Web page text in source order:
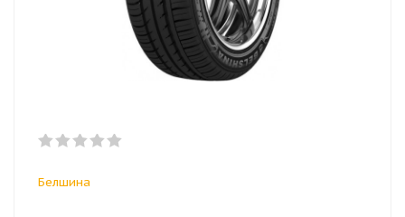
Белшина